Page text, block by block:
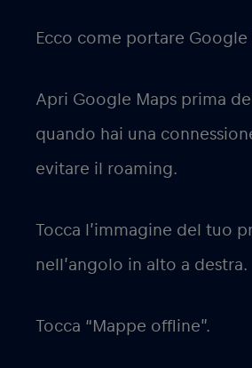
Ecco come portare Google
Apri Google Maps prima
quando hai una
evitare il roaming.
Tocca l’immagine del tuo
nell’angolo in alto a destra.
Tocca “Mappe offline”.